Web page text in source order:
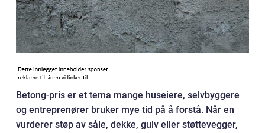
Betong-pris er et tema mange huseiere, selvbyggere
og entreprenører bruker mye tid på å forstå. Når en
vurderer støp av såle, dekke, gulv eller støttevegger,